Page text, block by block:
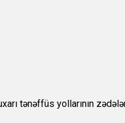
tənəffüs yollarının